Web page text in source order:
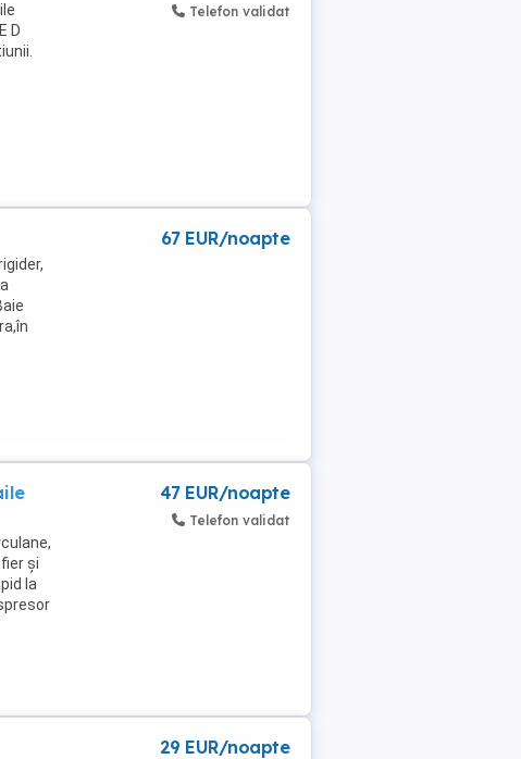
D
Telefon validat
67 EUR/noapte
și
la
47 EUR/noapte
Telefon validat
29 EUR/noapte